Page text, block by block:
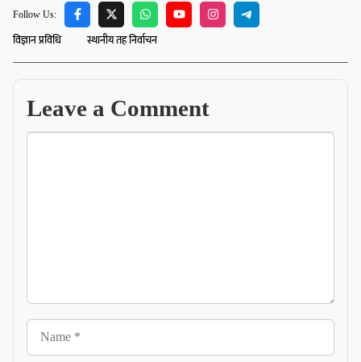
Follow Us:
विज्ञान प्रविधि स्थानीय तह निर्वाचन
Leave a Comment
Comment
Name